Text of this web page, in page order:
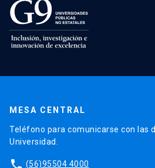
MESA CENTRAL
Teléfono para comunicarse con las
Universidad.
phone (56)95504 4000